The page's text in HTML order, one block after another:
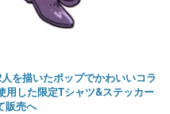
を描いたポップでかわいいコラ
用した限定Tシャツ&ステッカー
販売へ